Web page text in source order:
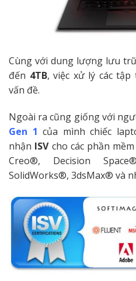
Cùng với dung lượng lưu
đến 4TB, việc xử lý các
vấn đề.
Ngoài ra cũng giống với
Gen 1 của mình chiếc
nhận ISVcho các phần
Creo®, Decision
SolidWorks®, 3dsMax® và